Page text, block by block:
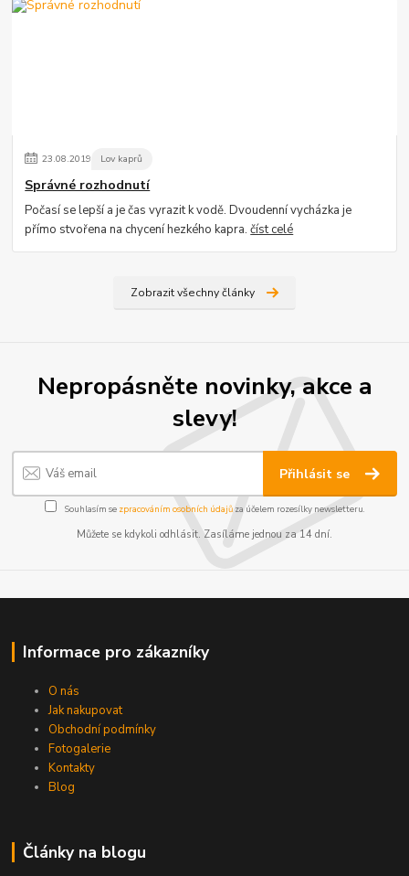
23.08.2019 Lov kaprů
Správné rozhodnutí
Počasí se lepší a je čas vyrazit k vodě. Dvoudenní vycházka je
přímo stvořena na chycení hezkého kapra.číst celé
Zobrazit všechny články
Nepropásněte novinky, akce a
slevy!
Přihlásit se
Souhlasím se zpracováním osobních údajůza účelem rozesílky newsletteru.
Můžete se kdykoli odhlásit. Zasíláme jednou za 14 dní.
Informace pro zákazníky
O nás
Jak nakupovat
Obchodní podmínky
Fotogalerie
Kontakty
Blog
Články na blogu